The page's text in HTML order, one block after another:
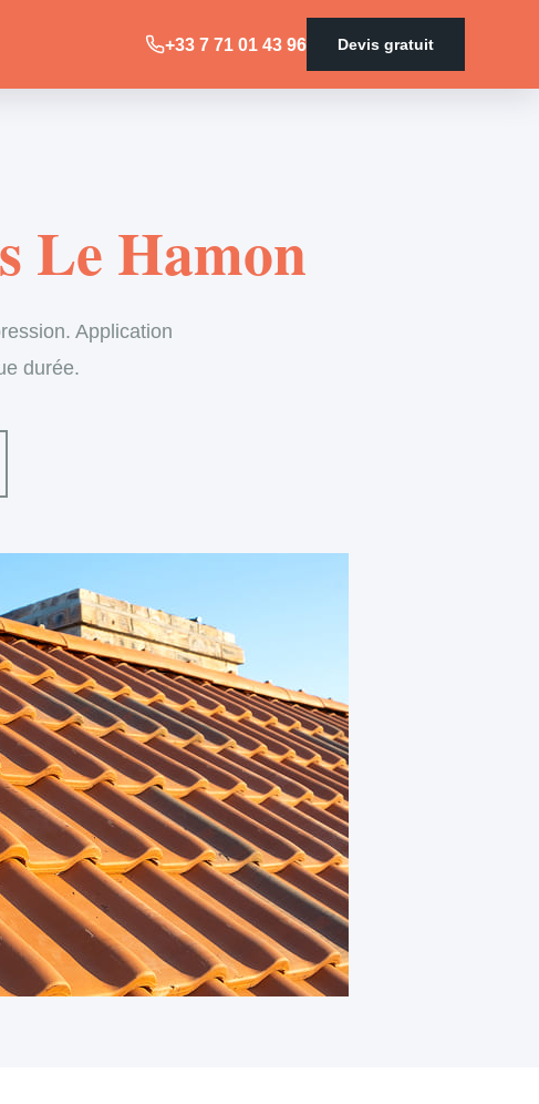
+33 7 71 01 43 96 Devis gratuit
Le Hamon
Application
durée.